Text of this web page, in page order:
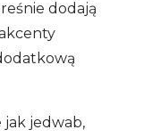
dodają
jak jedwab,